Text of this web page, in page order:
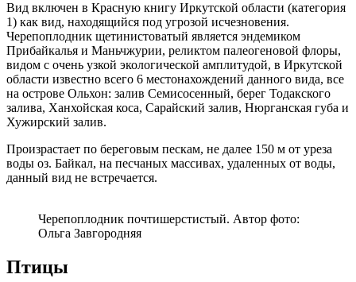
Вид включен в Красную книгу Иркутской области (категория
1) как вид, находящийся под угрозой исчезновения.
Черепоплодник щетинистоватый является эндемиком
Прибайкалья и Маньчжурии, реликтом палеогеновой флоры,
видом с очень узкой экологической амплитудой, в Иркутской
области известно всего 6 местонахождений данного вида, все
на острове Ольхон: залив Семисосенный, берег Тодакского
залива, Ханхойская коса, Сарайский залив, Нюрганская губа и
Хужирский залив.
Произрастает по береговым пескам, не далее 150 м от уреза
воды оз. Байкал, на песчаных массивах, удаленных от воды,
данный вид не встречается.
Черепоплодник почтишерстистый. Автор фото:
Ольга Завгородняя
Птицы